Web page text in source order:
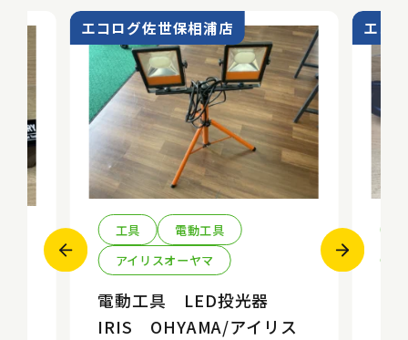
エコログ佐世保相浦店
工具
電動工具
アイリスオーヤマ
電動工具 LED投光器
IRIS OHYAMA/アイリス
エコ